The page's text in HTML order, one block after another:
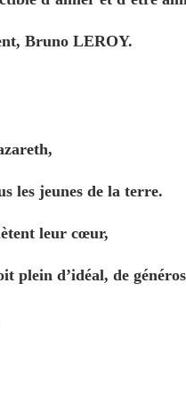
Bruno LEROY.
les jeunes de la terre.
leur cœur,
plein d’idéal, de